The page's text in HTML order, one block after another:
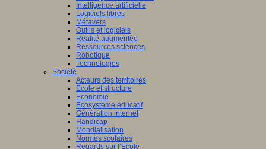
Intelligence artificielle
Logiciels libres
Métavers
Outils et logiciels
Réalité augmentée
Ressources sciences
Robotique
Technologies
Société
Acteurs des territoires
Ecole et structure
Economie
Ecosystème éducatif
Génération internet
Handicap
Mondialisation
Normes scolaires
Regards sur l’Ecole